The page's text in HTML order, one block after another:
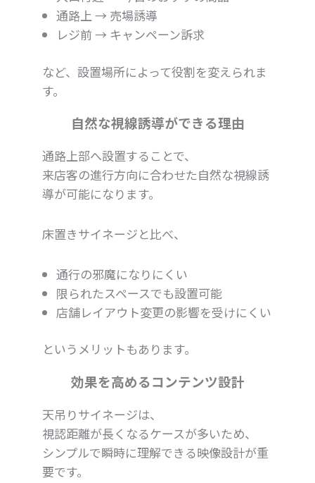
通路上 → 売場誘導
レジ前 → キャンペーン訴求
など、設置場所によって役割を変えられま
す。
自然な視線誘導ができる理由
通路上部へ設置することで、
来店客の進行方向に合わせた自然な視線誘
導が可能になります。
床置きサイネージと比べ、
通行の邪魔になりにくい
限られたスペースでも設置可能
店舗レイアウト変更の影響を受けにくい
というメリットもあります。
効果を高めるコンテンツ設計
天吊りサイネージは、
視認距離が長くなるケースが多いため、
シンプルで瞬時に理解できる映像設計が重
要です。